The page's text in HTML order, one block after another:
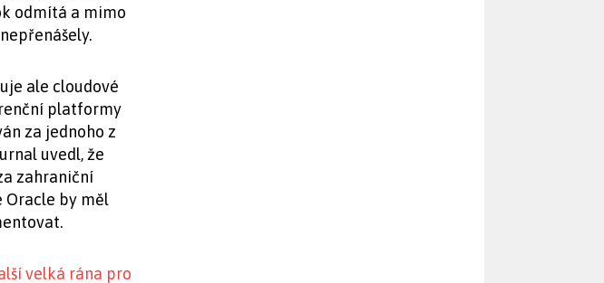
odmítá a mimo
ale cloudové
platformy
za jednoho z
uvedl, že
zahraniční
Oracle by měl
velká rána pro